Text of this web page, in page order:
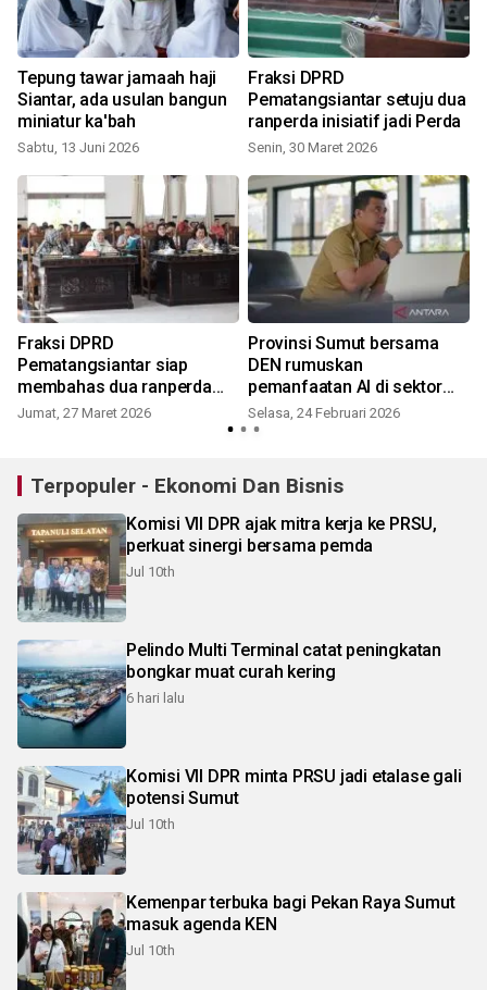
Tepung tawar jamaah haji
Siantar, ada usulan bangun
miniatur ka'bah
Sabtu, 13 Juni 2026
Fraksi DPRD
Pematangsiantar setuju dua
ranperda inisiatif jadi Perda
Senin, 30 Maret 2026
Fraksi DPRD
Pematangsiantar siap
membahas dua ranperda
inisiatif
Jumat, 27 Maret 2026
Provinsi Sumut bersama
DEN rumuskan
pemanfaatan AI di sektor
pertanian
Selasa, 24 Februari 2026
Terpopuler - Ekonomi Dan Bisnis
Komisi VII DPR ajak mitra kerja ke PRSU,
perkuat sinergi bersama pemda
Jul 10th
Pelindo Multi Terminal catat peningkatan
bongkar muat curah kering
6 hari lalu
Komisi VII DPR minta PRSU jadi etalase gali
potensi Sumut
Jul 10th
Kemenpar terbuka bagi Pekan Raya Sumut
masuk agenda KEN
Jul 10th